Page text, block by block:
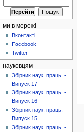
ми в мережі
Вконтакті
Facebook
Twitter
науковцям
Збірник наук. праць. -
Випуск 17
Збірник наук. праць. -
Випуск 16
Збірник наук. праць. -
Випуск 15
Збірник наук. праць. -